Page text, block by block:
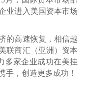
业进入美国资本市场
的高速恢复，相信越
联商汇（亚洲）资本
多家企业成功在美挂
手，创造更多成功！